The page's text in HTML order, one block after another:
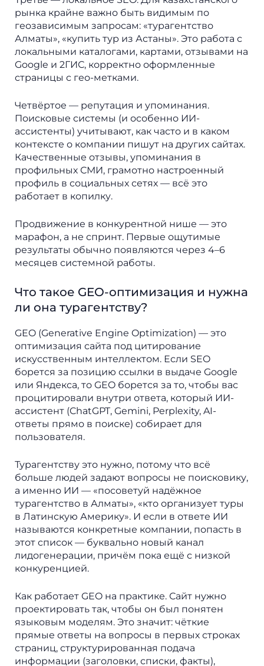
рынка крайне важно быть видимым по
геозависимым запросам: «турагентство
Алматы», «купить тур из Астаны». Это работа с
локальными каталогами, картами, отзывами на
Google и 2ГИС, корректно оформленные
страницы с гео-метками.
Четвёртое — репутация и упоминания.
Поисковые системы (и особенно ИИ-
ассистенты) учитывают, как часто и в каком
контексте о компании пишут на других сайтах.
Качественные отзывы, упоминания в
профильных СМИ, грамотно настроенный
профиль в социальных сетях — всё это
работает в копилку.
Продвижение в конкурентной нише — это
марафон, а не спринт. Первые ощутимые
результаты обычно появляются через 4–6
месяцев системной работы.
Что такое GEO-оптимизация и нужна
ли она турагентству?
GEO (Generative Engine Optimization) — это
оптимизация сайта под цитирование
искусственным интеллектом. Если SEO
борется за позицию ссылки в выдаче Google
или Яндекса, то GEO борется за то, чтобы вас
процитировали внутри ответа, который ИИ-
ассистент (ChatGPT, Gemini, Perplexity, AI-
ответы прямо в поиске) собирает для
пользователя.
Турагентству это нужно, потому что всё
больше людей задают вопросы не поисковику,
а именно ИИ — «посоветуй надёжное
турагентство в Алматы», «кто организует туры
в Латинскую Америку». И если в ответе ИИ
называются конкретные компании, попасть в
этот список — буквально новый канал
лидогенерации, причём пока ещё с низкой
конкуренцией.
Как работает GEO на практике. Сайт нужно
проектировать так, чтобы он был понятен
языковым моделям. Это значит: чёткие
прямые ответы на вопросы в первых строках
страниц, структурированная подача
информации (заголовки, списки, факты),